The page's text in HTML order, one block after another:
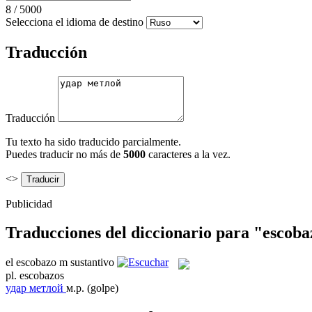
8 / 5000
Selecciona el idioma de destino
Traducción
Traducción
Tu texto ha sido traducido parcialmente.
Puedes traducir no más de 5000 caracteres a la vez.
<>
Publicidad
Traducciones del diccionario para
el escobazo m sustantivo
pl. escobazos
удар метлой м.р. (golpe)